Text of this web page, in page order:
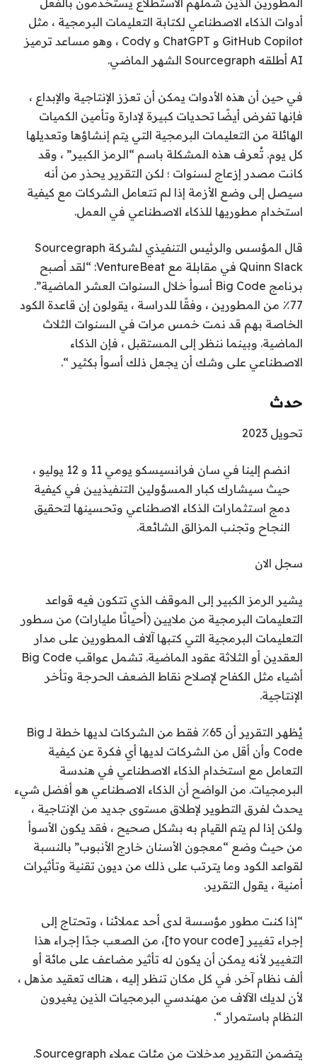
المطورين الذين شملهم الاستطلاع يستخدمون بالفعل
أدوات الذكاء الاصطناعي لكتابة التعليمات البرمجية ، مثل
GitHub Copilot و ChatGPT و Cody ، وهو مساعد ترميز
AI أطلقه Sourcegraph الشهر الماضي.
في حين أن هذه الأدوات يمكن أن تعزز الإنتاجية والإبداع ،
فإنها تفرض أيضًا تحديات كبيرة لإدارة وتأمين الكميات
الهائلة من التعليمات البرمجية التي يتم إنشاؤها وتعديلها
كل يوم. تُعرف هذه المشكلة باسم “الرمز الكبير” ، وقد
كانت مصدر إزعاج لسنوات ؛ لكن التقرير يحذر من أنه
سيصل إلى وضع الأزمة إذا لم تتعامل الشركات مع كيفية
استخدام مطوريها للذكاء الاصطناعي في العمل.
قال المؤسس والرئيس التنفيذي لشركة Sourcegraph
Quinn Slack في مقابلة مع VentureBeat: “لقد أصبح
برنامج Big Code أسوأ خلال السنوات العشر الماضية”.
77٪ من المطورين ، وفقًا للدراسة ، يقولون إن قاعدة الكود
الخاصة بهم قد نمت خمس مرات في السنوات الثلاث
الماضية. وبينما ننظر إلى المستقبل ، فإن الذكاء
الاصطناعي على وشك أن يجعل ذلك أسوأ بكثير “.
حدث
تحويل 2023
انضم إلينا في سان فرانسيسكو يومي 11 و 12 يوليو ،
حيث سيشارك كبار المسؤولين التنفيذيين في كيفية
دمج استثمارات الذكاء الاصطناعي وتحسينها لتحقيق
النجاح وتجنب المزالق الشائعة.
سجل الان
يشير الرمز الكبير إلى الموقف الذي تتكون فيه قواعد
التعليمات البرمجية من ملايين (أحيانًا مليارات) من سطور
التعليمات البرمجية التي كتبها آلاف المطورين على مدار
العقدين أو الثلاثة عقود الماضية. تشمل عواقب Big Code
أشياء مثل الكفاح لإصلاح نقاط الضعف الحرجة وتأخر
الإنتاجية.
يُظهر التقرير أن 65٪ فقط من الشركات لديها خطة لـ Big
Code وأن أقل من الشركات لديها أي فكرة عن كيفية
التعامل مع استخدام الذكاء الاصطناعي في هندسة
البرمجيات. من الواضح أن الذكاء الاصطناعي هو أفضل شيء
يحدث لفرق التطوير لإطلاق مستوى جديد من الإنتاجية ،
ولكن إذا لم يتم القيام به بشكل صحيح ، فقد يكون الأسوأ
من حيث وضع “معجون الأسنان خارج الأنبوب” بالنسبة
لقواعد الكود وما يترتب على ذلك من ديون تقنية وتأثيرات
أمنية ، يقول التقرير.
“إذا كنت مطور مؤسسة لدى أحد عملائنا ، وتحتاج إلى
إجراء تغيير [to your code]، من الصعب جدًا إجراء هذا
التغيير لأنه يمكن أن يكون له تأثير مضاعف على مائة أو
ألف نظام آخر. في كل مكان تنظر إليه ، هناك تعقيد مذهل ،
لأن لديك الآلاف من مهندسي البرمجيات الذين يغيرون
النظام باستمرار “.
يتضمن التقرير مدخلات من مئات عملاء Sourcegraph.